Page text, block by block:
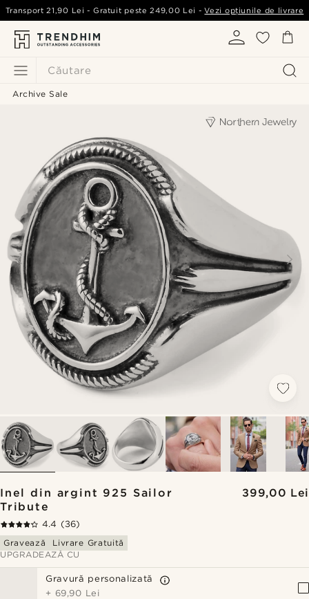
Căutare
Transport 21,90 Lei - Gratuit peste249,00 Lei -Vezi opțiunile de livrare
Archive Sale
Inel din argint 925 Sailor
Tribute
399,00 Lei
4.4 (36)
Gravează
Livrare Gratuită
UPGRADEAZĂ CU
Gravură personalizată
+ 69,90 Lei